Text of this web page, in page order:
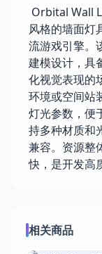
Orbital Wall
风格的墙面
流游戏引擎。
建模设计，具
化视觉表现的
环境或空间站
灯光参数，便
持多种材质和
兼容。资源整
快，是开发高
相关商品